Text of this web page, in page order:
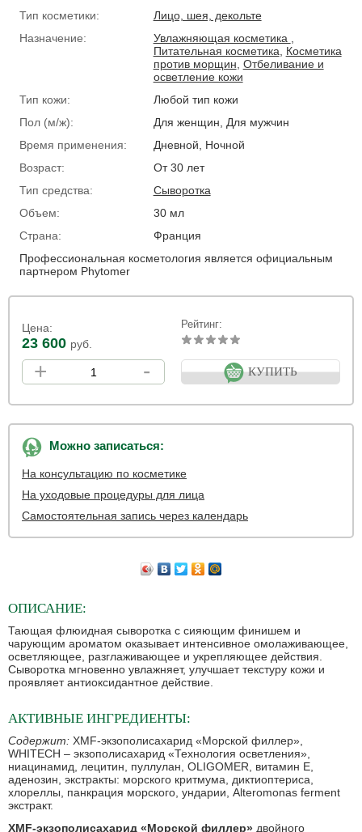
Тип косметики:
Лицо, шея, декольте
Назначение:
Увлажняющая косметика
Питательная косметика
Косметика
против морщин Отбеливание и
осветление кожи
Тип кожи:
Любой тип кожи
Пол (м/ж):
Для женщин, Для мужчин
Время применения:
Дневной, Ночной
Возраст:
От 30 лет
Тип средства:
Сыворотка
Объем:
30 мл
Страна:
Франция
Профессиональная косметология является официальным
партнером Phytomer
Цена:
23 600 руб.
Рейтинг:
+ - КУПИТЬ
Можно записаться:
На консультацию по косметике
На уходовые процедуры для лица
Самостоятельная запись через календарь
ОПИСАНИЕ:
Тающая флюидная сыворотка с сияющим финишем и
чарующим ароматом оказывает интенсивное омолаживающее,
осветляющее, разглаживающее и укрепляющее действия.
Сыворотка мгновенно увлажняет, улучшает текстуру кожи и
проявляет антиоксидантное действие.
АКТИВНЫЕ ИНГРЕДИЕНТЫ:
Содержит: XMF-экзополисахарид «Морской филлер»,
WHITECH – экзополисахарид «Технология осветления»,
ниацинамид, лецитин, пуллулан, OLIGOMER, витамин Е,
аденозин, экстракты: морского критмума, диктиоптериса,
хлореллы, панкрация морского, ундарии, Alteromonas ferment
экстракт.
XMF-экзополисахарид «Морской филлер» двойного